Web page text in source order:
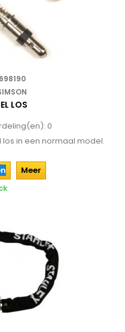
698190
LOS
0
in een normaal model.
Meer